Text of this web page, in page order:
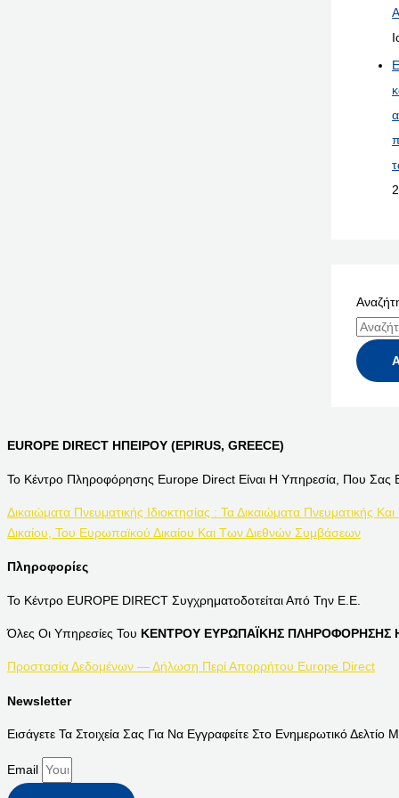
EUROPE DIRECT ΗΠΕΙΡΟΥ (EPIRUS, GREECE)
Το Κέντρο Πληροφόρησης Europe Direct Είναι Η Υπηρεσία, Που Σας
Δικαιώματα Πνευματικής Ιδιοκτησίας : Τα Δικαιώματα Πνευματικής
Δικαίου, Του Ευρωπαϊκού Δικαίου Και Των Διεθνών Συμβάσεων
Πληροφορίες
Το Κέντρο EUROPE DIRECT Συγχρηματοδοτείται Από Την Ε.Ε.
Όλες Οι Υπηρεσίες Του ΚΕΝΤΡΟΥ ΕΥΡΩΠΑΪΚΗΣ ΠΛΗΡΟΦΟΡΗΣΗΣ
Προστασία Δεδομένων — Δήλωση Περί Απορρήτου Europe Direct
Newsletter
Εισάγετε Τα Στοιχεία Σας Για Να Εγγραφείτε Στο Ενημερωτικό Δελτίο
Email